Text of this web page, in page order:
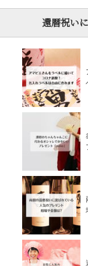
還暦祝い